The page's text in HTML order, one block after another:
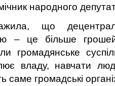
народного
що
– це більше
громадянське
владу, навчати
громадські